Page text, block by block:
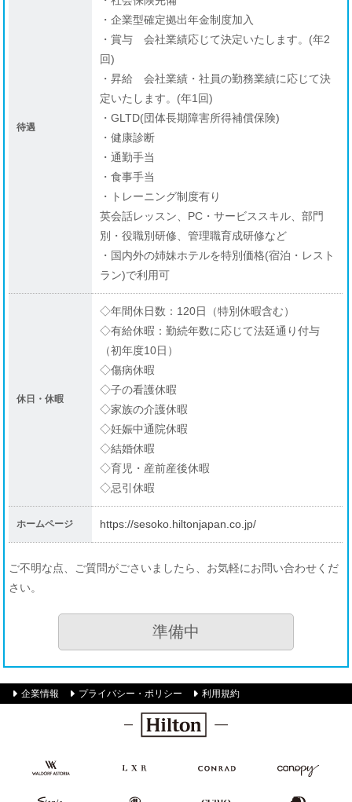
待遇
・企業型確定拠出年金制度加入
・賞与 会社業績応じて決定いたします。(年2
回)
・昇給 会社業績・社員の勤務業績に応じて決
定いたします。(年1回)
・GLTD(団体長期障害所得補償保険)
・健康診断
・通勤手当
・食事手当
・トレーニング制度有り
英会話レッスン、PC・サービススキル、部門
別・役職別研修、管理職育成研修など
・国内外の姉妹ホテルを特別価格(宿泊・レスト
ラン)で利用可
休日・休暇
◇年間休日数：120日（特別休暇含む）
◇有給休暇：勤続年数に応じて法廷通り付与
（初年度10日）
◇傷病休暇
◇子の看護休暇
◇家族の介護休暇
◇妊娠中通院休暇
◇結婚休暇
◇育児・産前産後休暇
◇忌引休暇
ホームページ https://sesoko.hiltonjapan.co.jp/
ご不明な点、ご質問がごさいましたら、お気軽にお問い合わせくだ
さい。
準備中
企業情報 プライバシー・ポリシー 利用規約
Hilton
Waldorf
Astoria
Resorts
LXR
Conrad
Canopy by
Hilton